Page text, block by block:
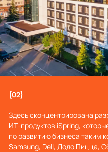
{02}
Здесь сконцентрирована
ИТ‑продуктов iSpring,
по развитию бизнеса таким
Samsung, Dell, Додо Пицца,